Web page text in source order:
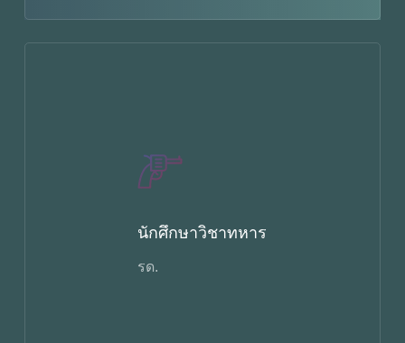
นักศึกษาวิชาทหาร
รด.